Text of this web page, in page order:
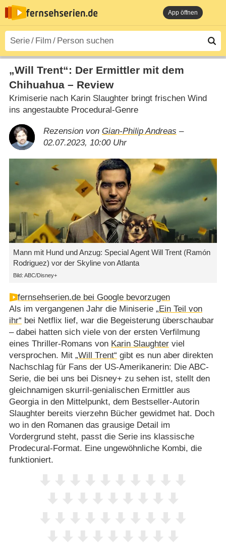
App öffnen
„Will Trent“: Der Ermittler mit dem
Chihuahua – Review
Krimiserie nach Karin Slaughter bringt frischen Wind
ins angestaubte Procedural-Genre
Rezension von Gian-Philip Andreas –
02.07.2023, 10:00 Uhr
Mann mit Hund und Anzug: Special Agent Will Trent (Ramón
Rodriguez) vor der Skyline von Atlanta
Bild: ABC/Disney+
fernsehserien.de bei Google bevorzugen
Als im vergangenen Jahr die Miniserie „Ein Teil von
ihr“ bei Netflix lief, war die Begeisterung überschaubar
– dabei hatten sich viele von der ersten Verfilmung
eines Thriller-Romans von Karin Slaughterviel
versprochen. Mit „Will Trent“ gibt es nun aber direkten
Nachschlag für Fans der US-Amerikanerin: Die ABC-
Serie, die bei uns bei Disney+ zu sehen ist, stellt den
gleichnamigen skurril-genialischen Ermittler aus
Georgia in den Mittelpunkt, dem Bestseller-Autorin
Slaughter bereits vierzehn Bücher gewidmet hat. Doch
wo in den Romanen das grausige Detail im
Vordergrund steht, passt die Serie ins klassische
Prodecural-Format. Eine ungewöhnliche Kombi, die
funktioniert.